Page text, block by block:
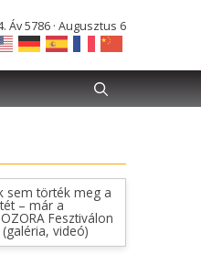
Áv 5786 · Augusztus 6
sem törték meg a
– már a
Fesztiválon
videó)